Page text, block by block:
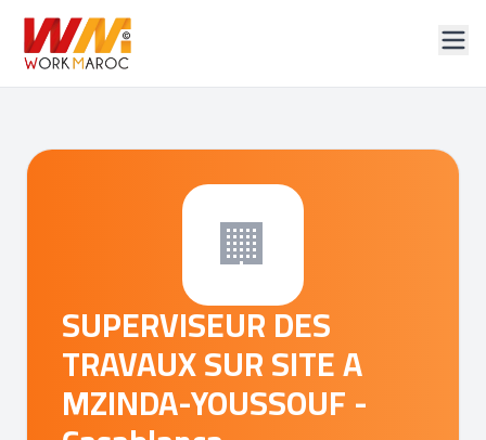
🏢
SUPERVISEUR DES
TRAVAUX SUR SITE A
MZINDA-YOUSSOUF -